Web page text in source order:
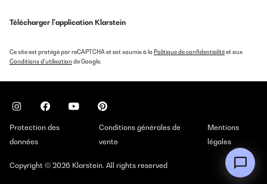
Télécharger l'application Klarstein
Ce site est protégé par reCAPTCHA et est soumis à la Politique de confidentialitéet aux
Conditions d'utilisation de Google.
Protection des
données
Conditions générales de
vente
Mentions
légales
Copyright © 2026 Klarstein. All rights reserved